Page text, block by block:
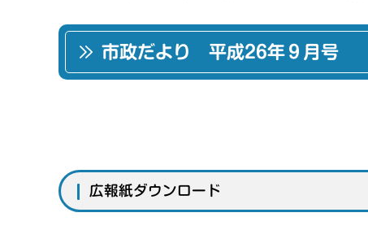
市政だより 平成26年９月号
広報紙ダウンロード